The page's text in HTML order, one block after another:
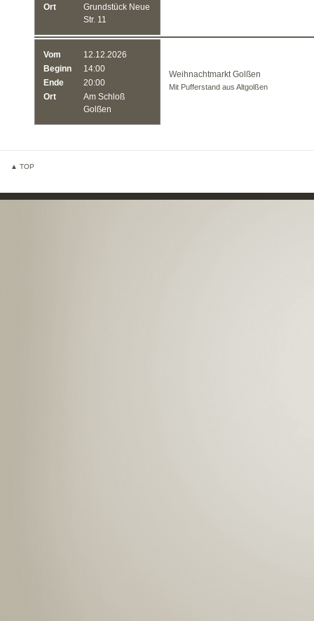
Ort
Grundstück Neue
Str. 11
Vom
12.12.2026
Beginn
14:00
Ende
20:00
Ort
Am Schloß
Golßen
Weihnachtmarkt Golßen
Mit Pufferstand aus Altgolßen
▲ TOP